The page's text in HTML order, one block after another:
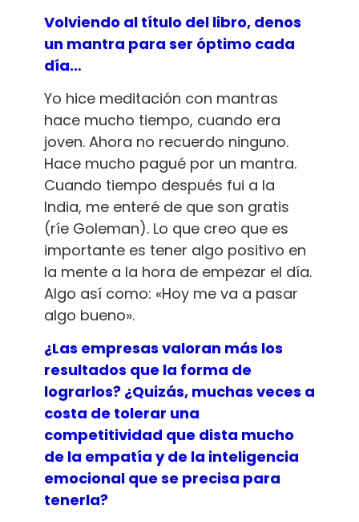
Volviendo al título del libro, denos
un mantra para ser óptimo cada
día…
Yo hice meditación con mantras
hace mucho tiempo, cuando era
joven. Ahora no recuerdo ninguno.
Hace mucho pagué por un mantra.
Cuando tiempo después fui a la
India, me enteré de que son gratis
(ríe Goleman). Lo que creo que es
importante es tener algo positivo en
la mente a la hora de empezar el día.
Algo así como: «Hoy me va a pasar
algo bueno».
¿Las empresas valoran más los
resultados que la forma de
lograrlos? ¿Quizás, muchas veces a
costa de tolerar una
competitividad que dista mucho
de la empatía y de la inteligencia
emocional que se precisa para
tenerla?